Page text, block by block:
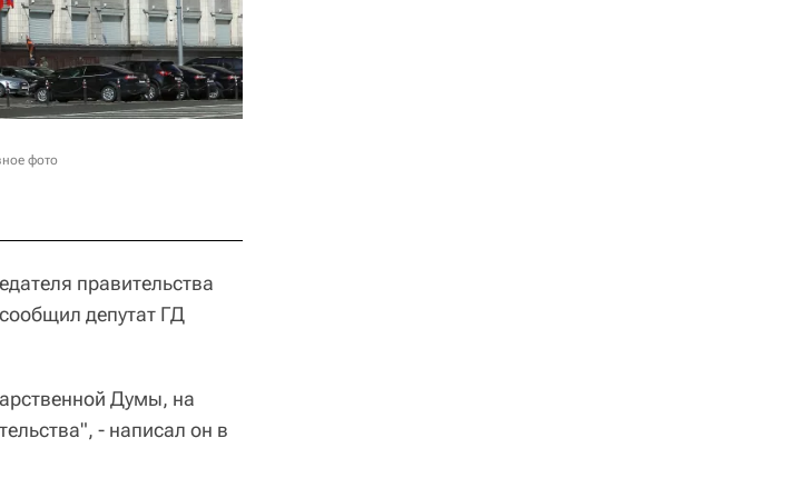
фото
правительства
депутат ГД
Думы, на
- написал он в